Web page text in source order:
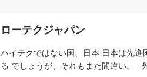
ローテクジャパン
ハイテクではない国、日本 日本は先
る でしょうが、それもまた間違い。